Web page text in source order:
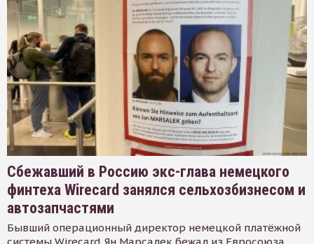
Сбежавший в Россию экс-глава немецкого
финтеха Wirecard занялся сельхозбизнесом и
автозапчастями
Бывший операционный директор немецкой платёжной
системы Wirecard Ян Марсалек бежал из Евросоюза